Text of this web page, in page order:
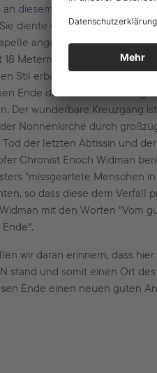
an diesem Ort
diente dem Gottesdienst der
angebaut, östlich die
Metern Länge, 7 Metern
Stil erbaute Nonnenkirche
Ende des östlichen
Der wunderbare Kreuzgang
Nonnenkirche durch
der letzten Äbtissin und
Chronist Enoch Widman
"missgeartete Menschen
so dass diese dem Verfall
mit den Worten "Vom
wir daran erinnern, dass
stand und somit einen Ort
Ende einen neuen guten